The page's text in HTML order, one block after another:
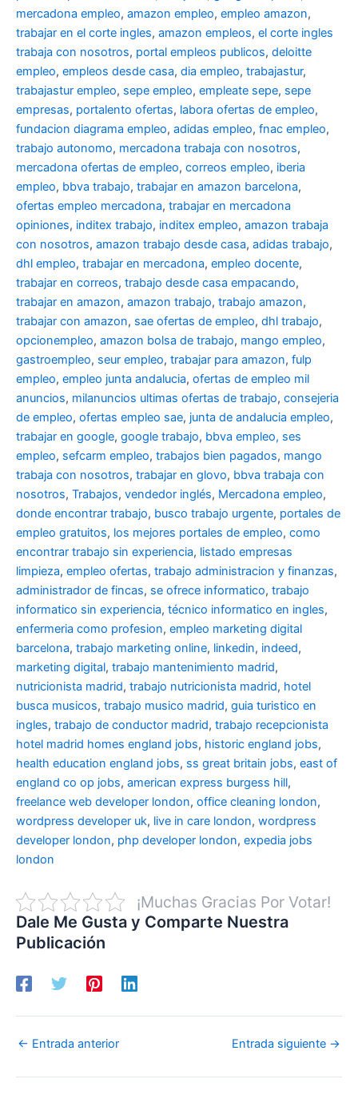
mercadona empleo, amazon empleo, empleo amazon,
trabajar en el corte ingles, amazon empleos, el corte ingles
trabaja con nosotros, portal empleos publicos, deloitte
empleo, empleos desde casa, dia empleo, trabajastur,
trabajastur empleo, sepe empleo, empleate sepe, sepe
empresas, portalento ofertas, labora ofertas de empleo,
fundacion diagrama empleo, adidas empleo, fnac empleo,
trabajo autonomo, mercadona trabaja con nosotros,
mercadona ofertas de empleo, correos empleo, iberia
empleo, bbva trabajo, trabajar en amazon barcelona,
ofertas empleo mercadona, trabajar en mercadona
opiniones, inditex trabajo, inditex empleo, amazon trabaja
con nosotros, amazon trabajo desde casa, adidas trabajo,
dhl empleo, trabajar en mercadona, empleo docente,
trabajar en correos, trabajo desde casa empacando,
trabajar en amazon, amazon trabajo, trabajo amazon,
trabajar con amazon, sae ofertas de empleo, dhl trabajo,
opcionempleo, amazon bolsa de trabajo, mango empleo,
gastroempleo, seur empleo, trabajar para amazon, fulp
empleo, empleo junta andalucia, ofertas de empleo mil
anuncios, milanuncios ultimas ofertas de trabajo, consejeria
de empleo, ofertas empleo sae, junta de andalucia empleo,
trabajar en google, google trabajo, bbva empleo, ses
empleo, sefcarm empleo, trabajos bien pagados, mango
trabaja con nosotros, trabajar en glovo, bbva trabaja con
nosotros, Trabajos, vendedor inglés, Mercadona empleo,
donde encontrar trabajo, busco trabajo urgente, portales de
empleo gratuitos, los mejores portales de empleo, como
encontrar trabajo sin experiencia, listado empresas
limpieza, empleo ofertas, trabajo administracion y finanzas,
administrador de fincas, se ofrece informatico, trabajo
informatico sin experiencia, técnico informatico en ingles,
enfermeria como profesion, empleo marketing digital
barcelona, trabajo marketing online, linkedin, indeed,
marketing digital, trabajo mantenimiento madrid,
nutricionista madrid, trabajo nutricionista madrid, hotel
busca musicos, trabajo musico madrid, guia turistico en
ingles, trabajo de conductor madrid, trabajo recepcionista
hotel madrid homes england jobs, historic england jobs,
health education england jobs, ss great britain jobs, east of
england co op jobs, american express burgess hill,
freelance web developer london, office cleaning london,
wordpress developer uk, live in care london, wordpress
developer london, php developer london, expedia jobs
london
¡Muchas Gracias Por Votar!
Dale Me Gusta y Comparte Nuestra
Publicación
← Entrada anterior Entrada siguiente →